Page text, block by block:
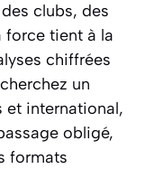
clubs, des
force tient à la
chiffrées
un
et international,
obligé,
formats